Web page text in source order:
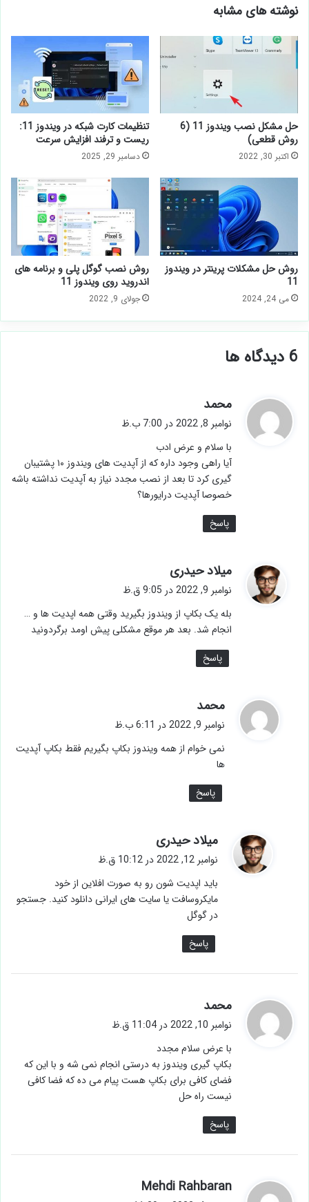
نوشته های مشابه
حل مشکل نصب ویندوز 11 (6
روش قطعی)
اکتبر 30, 2022
تنظیمات کارت شبکه در ویندوز 11:
ریست و ترفند افزایش سرعت
دسامبر 29, 2025
روش حل مشکلات پرینتر در ویندوز
11
می 24, 2024
روش نصب گوگل پلی و برنامه های
اندروید روی ویندوز 11
جولای 9, 2022
‫6 دیدگاه ها
محمد
ف
:
نوامبر 8, 2022 در 7:00 ب.ظ
با سلام و عرض ادب
آیا راهی وجود داره که از آپدیت های ویندوز ۱۰ پشتیبان
گیری کرد تا بعد از نصب مجدد نیاز به آپدیت نداشته باشه
خصوصا آپدیت درایورها؟
پاسخ
میلاد حیدری
:
نوامبر 9, 2022 در 9:05 ق.ظ
بله یک بکاپ از ویندوز بگیرید وقتی همه اپدیت ها و …
انجام شد. بعد هر موقع مشکلی پیش اومد برگردونید
پاسخ
محمد
ف
:
نوامبر 9, 2022 در 6:11 ب.ظ
نمی خوام از همه ویندوز بکاپ بگیریم فقط بکاپ آپدیت
ها
پاسخ
میلاد حیدری
ف
نوامبر 12, 2022 در 10:12 ق.ظ
باید اپدیت شون رو به صورت افلاین از خود
مایکروسافت یا سایت های ایرانی دانلود کنید. جستجو
در گوگل
پاسخ
محمد
ف
:
نوامبر 10, 2022 در 11:04 ق.ظ
با عرض سلام مجدد
بکاپ گیری ویندوز به درستی انجام نمی شه و با این که
فضای کافی برای بکاپ هست پیام می ده که فضا کافی
نیست راه حل
پاسخ
Mehdi Rahbaran